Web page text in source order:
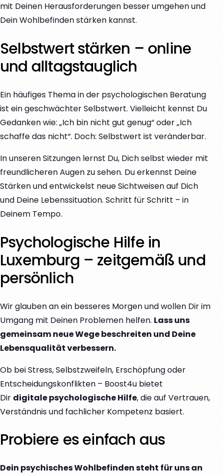
mit Deinen Herausforderungen besser umgehen und
Dein Wohlbefinden stärken kannst.
Selbstwert stärken – online
und alltagstauglich
Ein häufiges Thema in der psychologischen Beratung
ist ein geschwächter Selbstwert. Vielleicht kennst Du
Gedanken wie: „Ich bin nicht gut genug“ oder „Ich
schaffe das nicht“. Doch: Selbstwert ist veränderbar.
In unseren Sitzungen lernst Du, Dich selbst wieder mit
freundlicheren Augen zu sehen. Du erkennst Deine
Stärken und entwickelst neue Sichtweisen auf Dich
und Deine Lebenssituation. Schritt für Schritt – in
Deinem Tempo.
Psychologische Hilfe in
Luxemburg – zeitgemäß und
persönlich
Wir glauben an ein besseres Morgen und wollen Dir im
Umgang mit Deinen Problemen helfen. Lass uns
gemeinsam neue Wege beschreiten und Deine
Lebensqualität verbessern.
Ob bei Stress, Selbstzweifeln, Erschöpfung oder
Entscheidungskonflikten – Boost4u bietet
Dir digitale psychologische Hilfe, die auf Vertrauen,
Verständnis und fachlicher Kompetenz basiert.
Probiere es einfach aus
Dein psychisches Wohlbefinden steht für uns an